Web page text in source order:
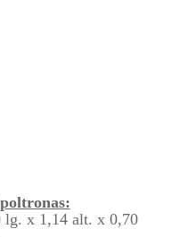
lg. x 1,14 alt. x 0,70